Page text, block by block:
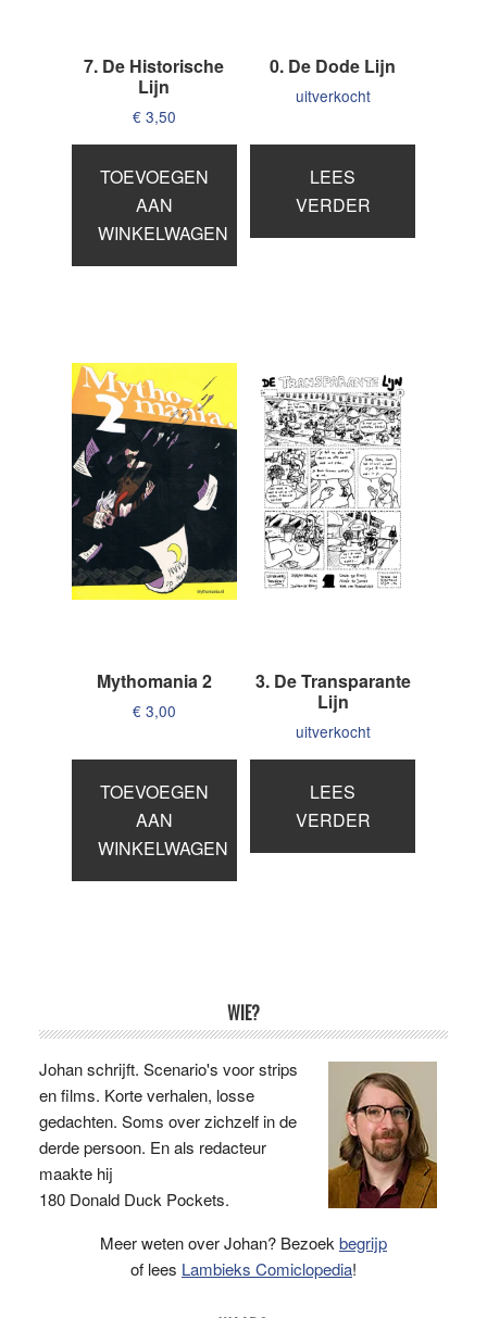
7. De Historische
Lijn
€3,50
TOEVOEGEN
AAN
WINKELWAGEN
0. De Dode Lijn
uitverkocht
LEES
VERDER
Mythomania 2
€3,00
TOEVOEGEN
AAN
WINKELWAGEN
3. De Transparante
Lijn
uitverkocht
LEES
VERDER
Sidebar
WIE?
Johan schrijft. Scenario's voor strips
en films. Korte verhalen, losse
gedachten. Soms over zichzelf in de
derde persoon. En als redacteur
maakte hij
180 Donald Duck Pockets.
Meer weten over Johan? Bezoek begrijp
of lees Lambieks Comiclopedia!